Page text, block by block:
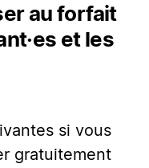
au forfait
et les
si vous
gratuitement